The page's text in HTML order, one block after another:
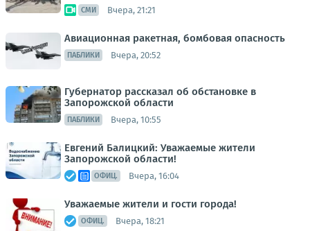
СМИ Вчера, 21:21
Авиационная ракетная, бомбовая опасность
ПАБЛИКИ Вчера, 20:52
Губернатор рассказал об обстановке в
Запорожской области
ПАБЛИКИ Вчера, 10:55
Евгений Балицкий: Уважаемые жители
Запорожской области!
ОФИЦ. Вчера, 16:04
Уважаемые жители и гости города!
ОФИЦ. Вчера, 18:21